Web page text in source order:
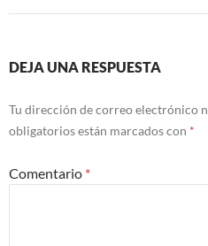
DEJA UNA RESPUESTA
Tu dirección de correo electrónico
obligatorios están marcados con *
Comentario *